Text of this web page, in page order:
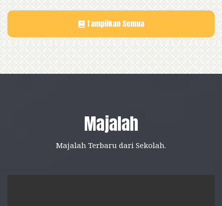
Tampilkan Semua
Majalah
Majalah Terbaru dari Sekolah.